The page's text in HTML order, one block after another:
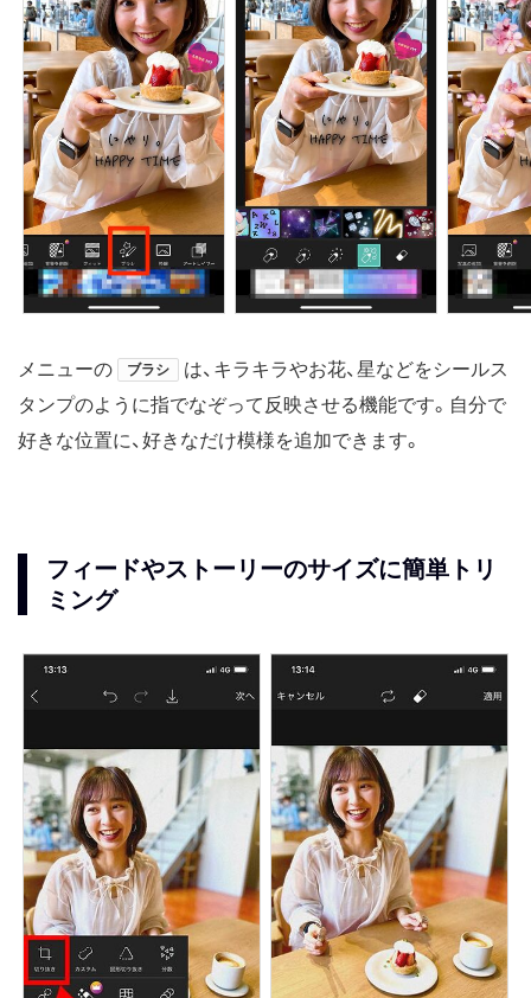
メニューの ブラシ
は、キラキラやお花、星などをシールス
タンプのように指でなぞって反映させる機能です。自分で
好きな位置に、好きなだけ模様を追加できます。
フィードやストーリーのサイズに簡単トリ
ミング